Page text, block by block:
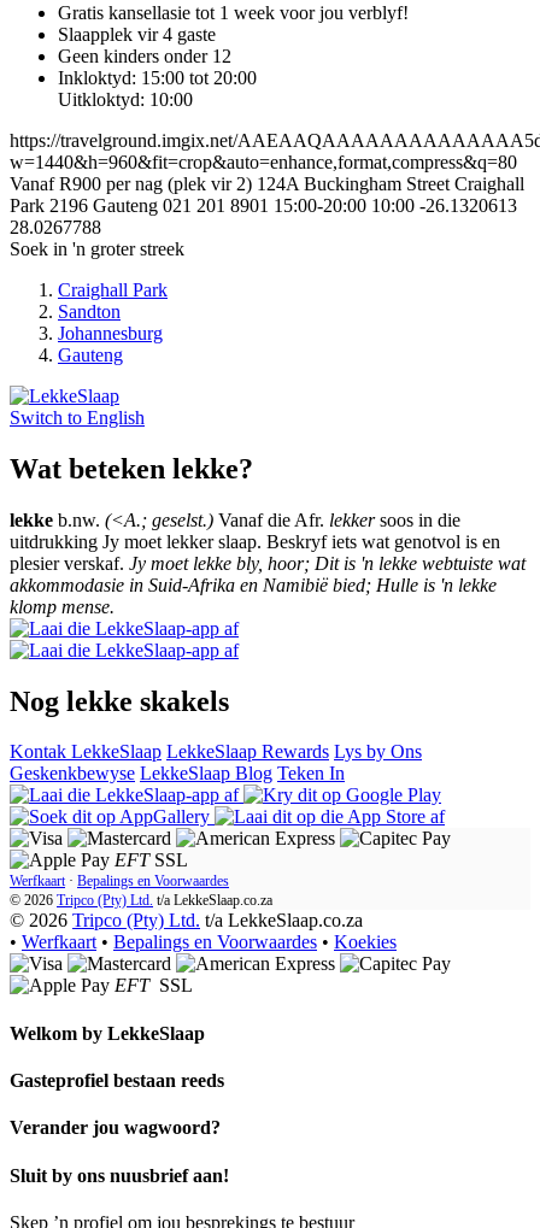
Gratis kansellasie tot 1 week voor jou verblyf!
Slaapplek vir 4 gaste
Geen kinders onder 12
Inkloktyd: 15:00 tot 20:00
Uitkloktyd: 10:00
https://travelground.imgix.net/
w=1440&h=960&fit=crop&auto=enhance,format,compress&q=80
Vanaf R900 per nag (plek vir 2) 124A Buckingham Street Craighall
Park 2196 Gauteng 021 201 8901 15:00-20:00 10:00 -26.1320613
28.0267788
Soek in 'n groter streek
Craighall Park
Sandton
Johannesburg
Gauteng
Switch to English
Wat beteken lekke?
lekke b.nw. (<A.; geselst.) Vanaf die Afr. lekkersoos in die
uitdrukking Jy moet lekker slaap. Beskryf iets wat genotvol is en
plesier verskaf. Jy moet lekke bly, hoor; Dit is 'n lekke webtuiste wat
akkommodasie in Suid-Afrika en Namibië bied; Hulle is 'n lekke
klomp mense.
Nog lekke skakels
Kontak LekkeSlaap LekkeSlaap Rewards Lys by Ons
Geskenkbewyse LekkeSlaap Blog Teken In
EFT SSL
Werfkaart · Bepalings en Voorwaardes
© 2026 Tripco (Pty) Ltd. t/a LekkeSlaap.co.za
© 2026 Tripco (Pty) Ltd. t/a LekkeSlaap.co.za
• Werfkaart • Bepalings en Voorwaardes • Koekies
EFT SSL
Welkom by LekkeSlaap
Gasteprofiel bestaan ​​reeds
Verander jou wagwoord?
Sluit by ons nuusbrief aan!
Skep ’n profiel om jou besprekings te bestuur